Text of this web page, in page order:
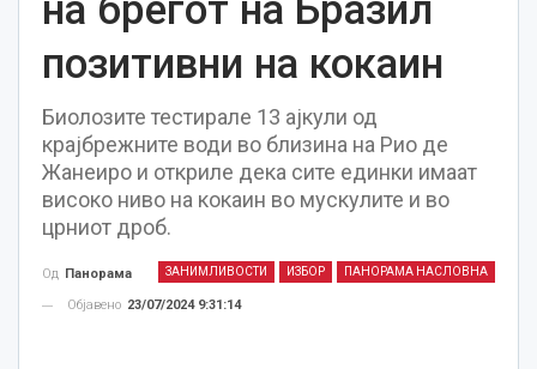
на брегот на Бразил
позитивни на кокаин
Биолозите тестирале 13 ајкули од
крајбрежните води во близина на Рио де
Жанеиро и откриле дека сите единки имаат
високо ниво на кокаин во мускулите и во
црниот дроб.
ЗАНИМЛИВОСТИ ИЗБОР ПАНОРАМА НАСЛОВНА
Од Панорама
Објавено 23/07/2024 9:31:14